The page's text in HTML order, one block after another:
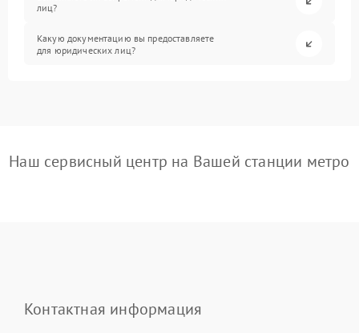
лиц?
Какую документацию вы предоставляете
для юридических лиц?
Наш сервисный центр на Вашей станции метро
Контактная информация